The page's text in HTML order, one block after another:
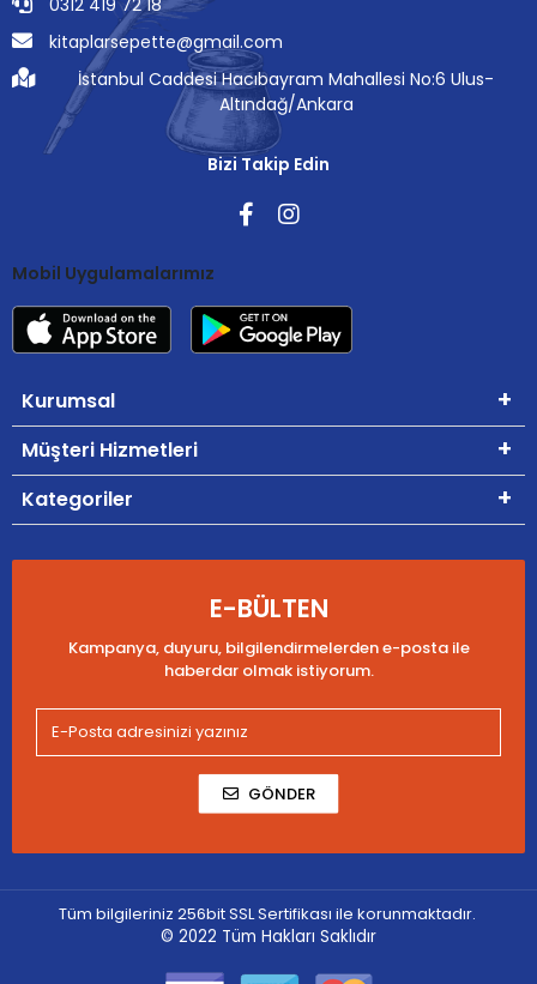
kitaplarsepette@gmail.com
İstanbul Caddesi Hacıbayram Mahallesi No:6 Ulus-
Altındağ/Ankara
Bizi Takip Edin
Mobil Uygulamalarımız
Kurumsal
Müşteri Hizmetleri
Kategoriler
E-BÜLTEN
Kampanya, duyuru, bilgilendirmelerden e-posta ile
haberdar olmak istiyorum.
GÖNDER
Tüm bilgileriniz 256bit SSL Sertifikası ile korunmaktadır.
© 2022 Tüm Hakları Saklıdır